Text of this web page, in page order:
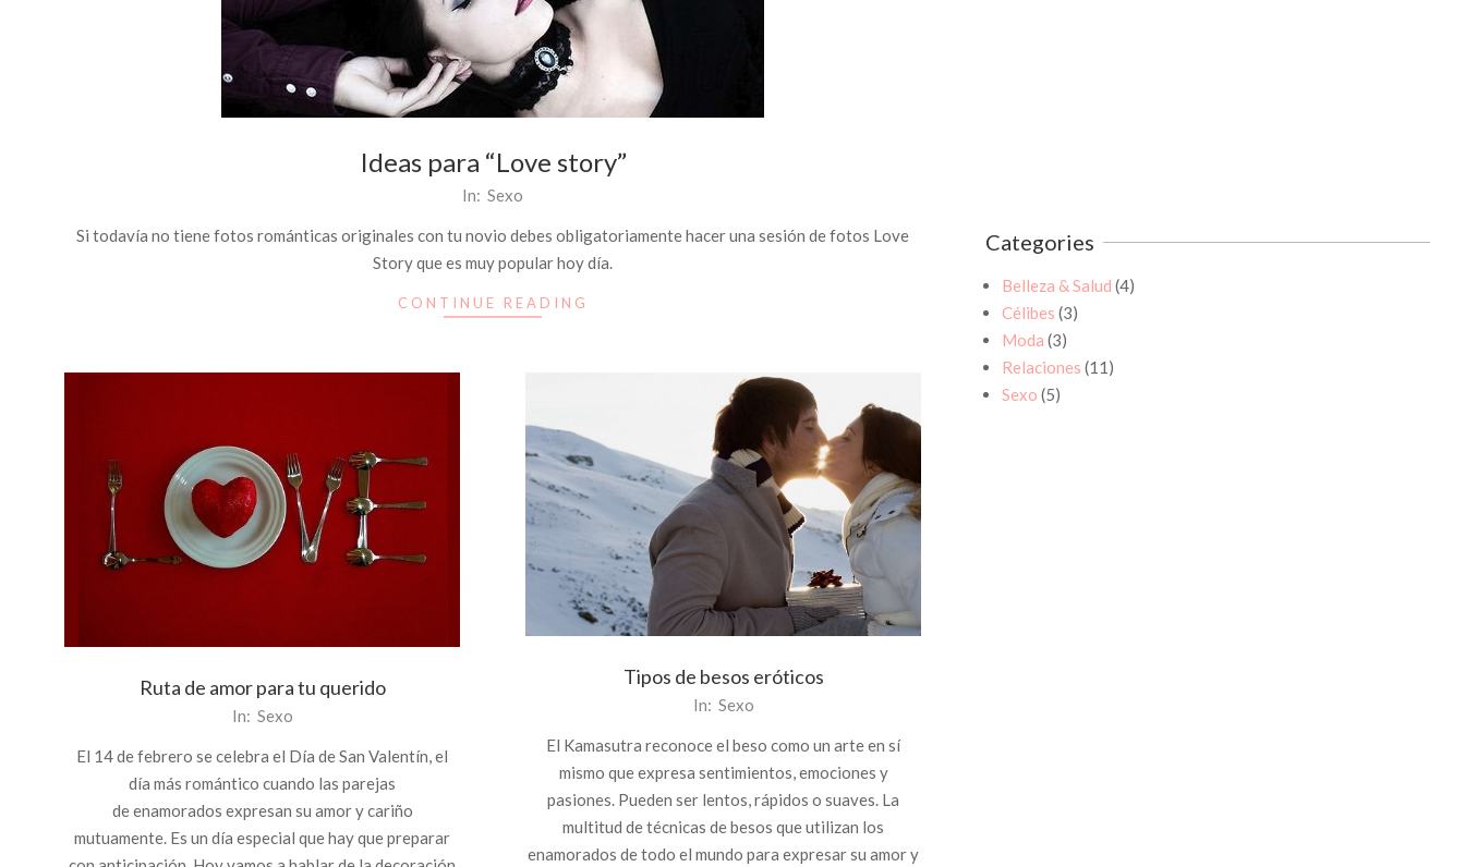
Ideas para “Love story”
27
In: Sexo
Si todavía no tiene fotos románticas originales con tu novio debes obligatoriamente hacer una sesión de fotos Love
Story que es muy popular hoy día.
CONTINUE READING
Ruta de amor para tu querido
13
In: Sexo
El 14 de febrero se celebra el Día de San Valentín, el
día más romántico cuando las parejas
de enamorados expresan su amor y cariño
mutuamente. Es un día especial que hay que preparar
Tipos de besos eróticos
In: Sexo
El Kamasutra reconoce el beso como un arte en sí
mismo que expresa sentimientos, emociones y
pasiones. Pueden ser lentos, rápidos o suaves. La
multitud de técnicas de besos que utilizan los
enamorados de todo el mundo para expresar su amor y
Categories
Belleza & Salud (4)
Célibes (3)
Moda (3)
Relaciones (11)
Sexo (5)